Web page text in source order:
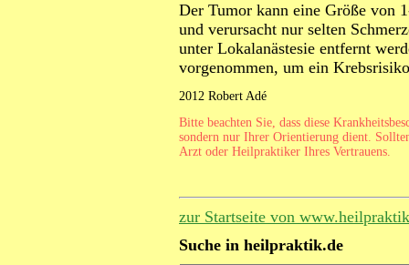
Der Tumor kann eine Größe von
und verursacht nur selten
unter Lokalanästesie entfernt
vorgenommen, um ein
2012 Robert Adé
Bitte beachten Sie, dass diese
sondern nur Ihrer Orientierung dient.
Arzt oder Heilpraktiker Ihres Vertrauens.
zur Startseite von
Suche in heilpraktik.de